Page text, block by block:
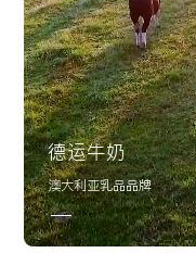
德运牛奶
澳大利亚乳品品牌
UI设计 用户体验